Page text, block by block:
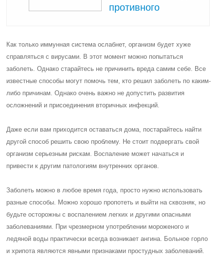
противного
Как только иммунная система ослабнет, организм будет хуже
справляться с вирусами. В этот момент можно попытаться
заболеть. Однако старайтесь не причинить вреда самим себе. Все
известные способы могут помочь тем, кто решил заболеть по каким-
либо причинам.Однако очень важно не допустить развития
осложнений и присоединения вторичных инфекций.
Даже если вам приходится оставаться дома, постарайтесь найти
другой способ решить свою проблему. Не стоит подвергать свой
организм серьезным рискам. Воспаление может начаться и
привести к другим патологиям внутренних органов.
Заболеть можно в любое время года, просто нужно использовать
разные способы. Можно хорошо пропотеть и выйти на сквозняк, но
будьте осторожны с воспалением легких и другими опасными
заболеваниями. При чрезмерном употреблении мороженого и
ледяной воды практически всегда возникает ангина. Больное горло
и хрипота являются явными признаками простудных заболеваний.